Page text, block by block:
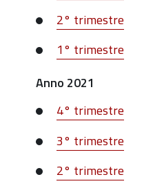
2° trimestre
1° trimestre
Anno 2021
4° trimestre
3° trimestre
2° trimestre